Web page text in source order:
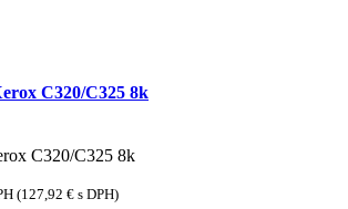
C320/C325 8k
C320/C325 8k
(127,92€ s DPH)